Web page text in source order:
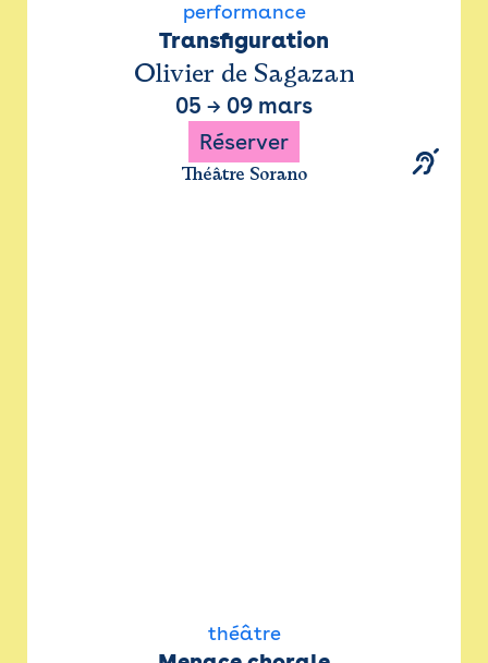
performance
Transfiguration
Olivier de Sagazan
05 → 09 mars
Réserver
Théâtre Sorano
théâtre